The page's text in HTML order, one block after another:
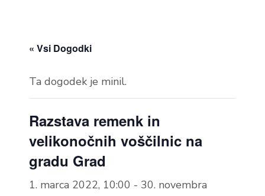
« Vsi Dogodki
Ta dogodek je minil.
Razstava remenk in
velikonočnih voščilnic na
gradu Grad
1. marca 2022, 10:00 - 30. novembra